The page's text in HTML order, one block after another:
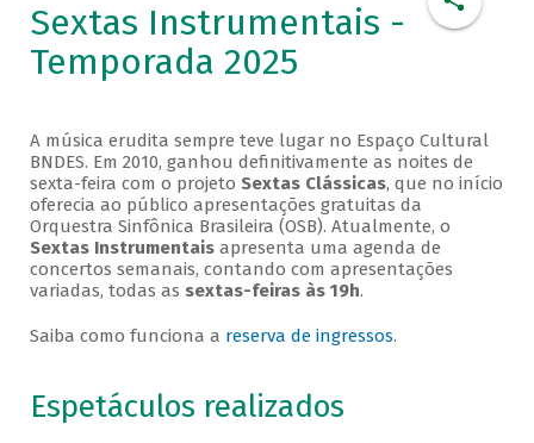
Sextas Instrumentais -
Temporada 2025
A música erudita sempre teve lugar no Espaço Cultural
BNDES. Em 2010, ganhou definitivamente as noites de
sexta-feira com o projeto Sextas Clássicas, que no início
oferecia ao público apresentações gratuitas da
Orquestra Sinfônica Brasileira (OSB). Atualmente, o
Sextas Instrumentaisapresenta uma agenda de
concertos semanais, contando com apresentações
variadas, todas as sextas-feiras às 19h.
Saiba como funciona a reserva de ingressos.
Espetáculos realizados